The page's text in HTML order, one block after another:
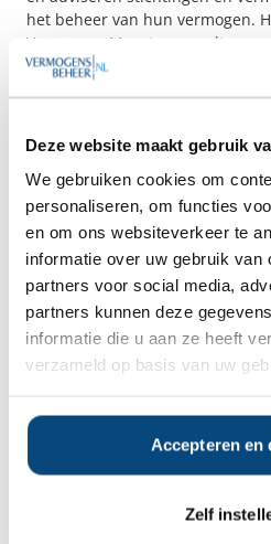
Deze website maakt gebruik
We gebruiken cookies om
personaliseren, om functies
en om ons websiteverkeer te
informatie over uw gebruik van
partners voor social media,
partners kunnen deze
informatie die u aan ze heeft
verzameld op basis van uw
Accepteren en
Zelf
het beheer van hun vermogen.
VermogensMeesters wordt
Vladeracken
Den Haag
Vladeracken Vermogensbeheer
van de Today's Group, een
vermogensbeheerders
Vermogensbeheer, Fountain
Vladeracken.Vladeracken
vermogensbeheerder die